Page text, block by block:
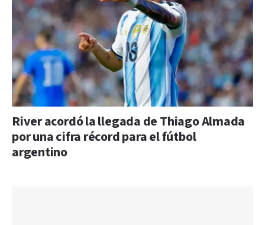
River acordó la llegada de Thiago Almada
por una cifra récord para el fútbol
argentino